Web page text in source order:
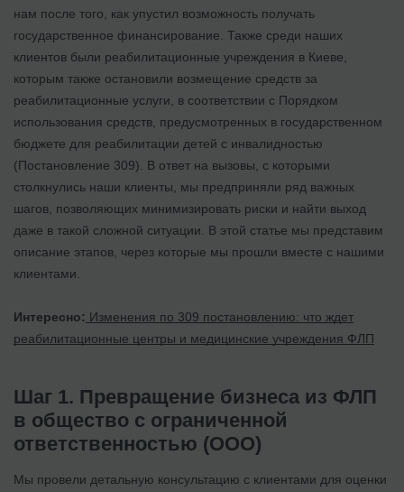
нам после того, как упустил возможность получать
государственное финансирование. Также среди наших
клиентов были реабилитационные учреждения в Киеве,
которым также остановили возмещение средств за
реабилитационные услуги, в соответствии с Порядком
использования средств, предусмотренных в государственном
бюджете для реабилитации детей с инвалидностью
(Постановление 309). В ответ на вызовы, с которыми
столкнулись наши клиенты, мы предприняли ряд важных
шагов, позволяющих минимизировать риски и найти выход
даже в такой сложной ситуации. В этой статье мы представим
описание этапов, через которые мы прошли вместе с нашими
клиентами.
Интересно: Изменения по 309 постановлению: что ждет
реабилитационные центры и медицинские учреждения ФЛП
Шаг 1. Превращение бизнеса из ФЛП
в общество с ограниченной
ответственностью (ООО)
Мы провели детальную консультацию с клиентами для оценки